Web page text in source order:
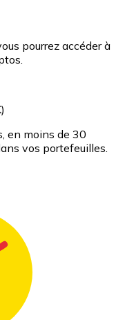
pourrez accéder à
en moins de 30
vos portefeuilles.